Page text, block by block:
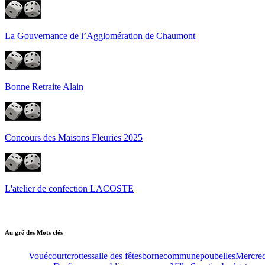
La Gouvernance de l’Agglomération de Chaumont
Bonne Retraite Alain
Concours des Maisons Fleuries 2025
L'atelier de confection LACOSTE
Au gré des Mots clés
Vouécourtcrottessalle des fêtesbornecommunepoubelles